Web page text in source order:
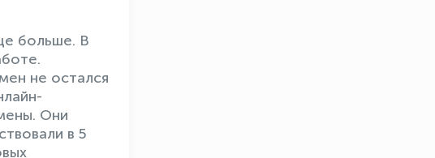
больше. В
не остался
Они
в 5